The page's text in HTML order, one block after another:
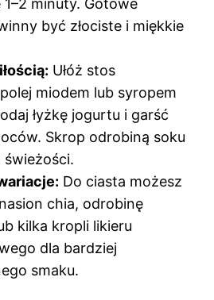
być złociste i miękkie
Ułóż stos
miodem lub syropem
łyżkę jogurtu i garść
Skrop odrobiną soku
Do ciasta możesz
chia, odrobinę
kilka kropli likieru
dla bardziej
smaku.